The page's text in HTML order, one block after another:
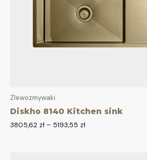
Zlewozmywaki
Diskho 8140 Kitchen sink
3805,62 zł– 5193,55 zł